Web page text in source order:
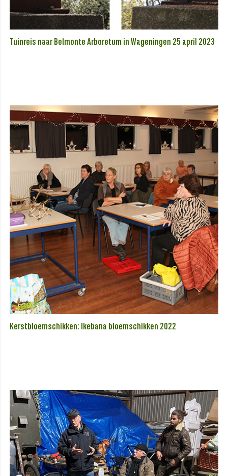
Tuinreis naar Belmonte Arboretum in Wageningen 25 april 2023
Kerstbloemschikken: Ikebana bloemschikken 2022